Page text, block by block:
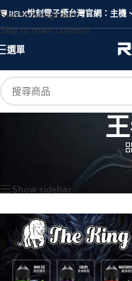
Skip to navigation
Skip to main content
🛡️ RELX悅刻電子煙台灣官網：主機
選單
商品標籤為 “王者煙油”
Show sidebar